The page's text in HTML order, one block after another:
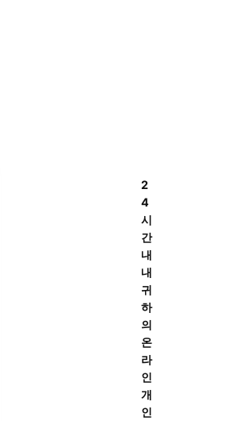
2
4
시
간
내
내
귀
하
의
온
라
인
개
인